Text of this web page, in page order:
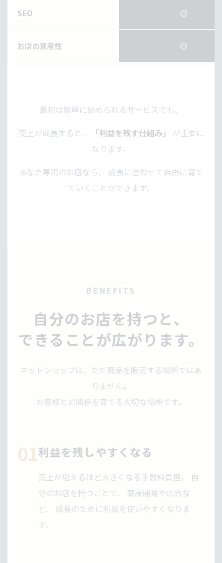
SEO ◎
お店の資産性 ◎
最初は簡単に始められるサービスでも、
売上が成長すると、
「利益を残す仕組み」
が重要に
なります。
あなた専用のお店なら、 成長に合わせて自由に育て
ていくことができます。
BENEFITS
自分のお店を持つと、
できることが広がります。
ネットショップは、ただ商品を販売する場所ではあ
りません。
お客様との関係を育てる大切な場所です。
01利益を残しやすくなる
売上が増えるほど大きくなる手数料負担。 自
分のお店を持つことで、 商品開発や広告な
ど、 成長のために利益を使いやすくなりま
す。